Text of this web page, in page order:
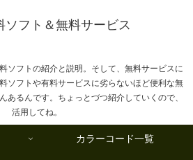
ソフト＆無料サービス
ソフトの紹介と説明。そして、無料サービスに
ソフトや有料サービスに劣らないほど便利な無
あるんです。ちょっとづつ紹介していくので、
活用してね。
カラーコード一覧